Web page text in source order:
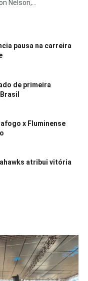
Nelson,...
pausa na carreira
de primeira
x Fluminense
atribui vitória